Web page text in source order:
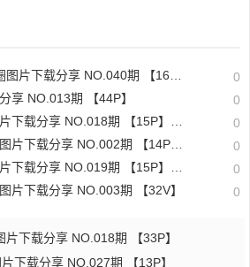
享 NO.040期 【16P1V】最新至：2024.1.01 0
享 NO.013期 【44P】 0
NO.018期 【15P】最新至：2024.1.04 0
下载分享 NO.002期 【14P2V】 0
NO.019期 【15P】最新至：2024.1.08 0
片下载分享 NO.003期 【32V】 0
下载分享 NO.018期 【33P】
下载分享 NO.027期 【13P】